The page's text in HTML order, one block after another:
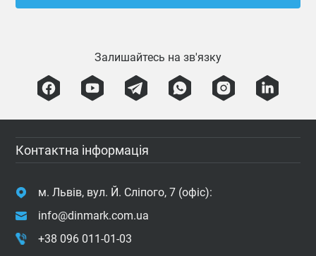
Залишайтесь на зв'язку
Контактна інформація
м. Львів, вул. Й. Сліпого, 7 (офіс):
info@dinmark.com.ua
+38 096 011-01-03